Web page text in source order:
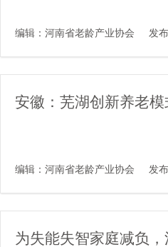
编辑：河南省老龄产业协会 发
安徽：芜湖创新养老
编辑：河南省老龄产业协会 发
为失能失智家庭减负